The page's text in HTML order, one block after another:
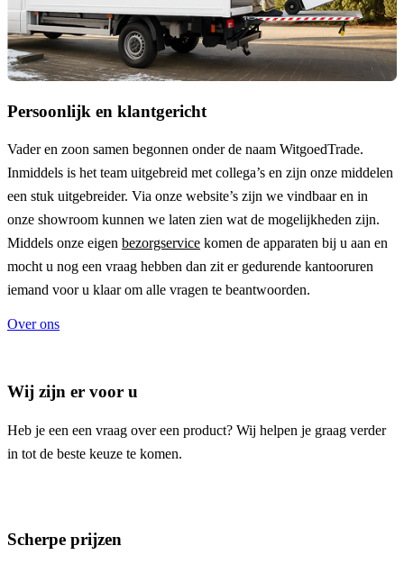
Persoonlijk en klantgericht
Vader en zoon samen begonnen onder de naam WitgoedTrade.
Inmiddels is het team uitgebreid met collega’s en zijn onze middelen
een stuk uitgebreider. Via onze website’s zijn we vindbaar en in
onze showroom kunnen we laten zien wat de mogelijkheden zijn.
Middels onze eigen bezorgservice komen de apparaten bij u aan en
mocht u nog een vraag hebben dan zit er gedurende kantooruren
iemand voor u klaar om alle vragen te beantwoorden.
Over ons
Wij zijn er voor u
Heb je een een vraag over een product? Wij helpen je graag verder
in tot de beste keuze te komen.
Scherpe prijzen